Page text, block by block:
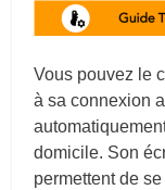
Vous pouvez le
à sa connexion
domicile. Son
permettent de